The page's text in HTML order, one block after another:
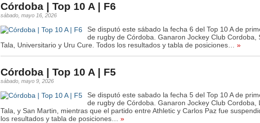
Córdoba | Top 10 A | F6
sábado, mayo 16, 2026
Se disputó este sábado la fecha 6 del Top 10 A de
de rugby de Córdoba. Ganaron Jockey Club Cordoba,
Tala, Universitario y Uru Cure. Todos los resultados y tabla de posiciones…
»
Córdoba | Top 10 A | F5
sábado, mayo 9, 2026
Se disputó este sabado la fecha 5 del Top 10 A de
de rugby de Córdoba. Ganaron Jockey Club Cordoba,
Tala, y San Martin, mientras que el partido entre Athletic y Carlos Paz fue
los resultados y tabla de posiciones…
»